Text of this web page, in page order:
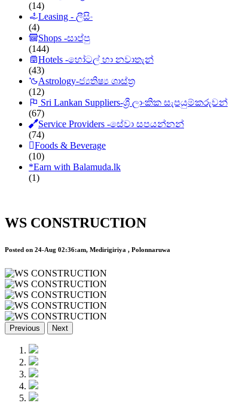
(14)
Leasing - ලීසිං
(4)
Shops -සාප්පු
(144)
Hotels -හෝටල් හා නවාතැන්
(43)
Astrology-ජ්‍යතිෂ්‍ය ශාස්ත්‍ර
(12)
Sri Lankan Suppliers-ශ්‍රී ලාංකික සැපයුම්කරුවන්
(67)
Service Providers -සේවා සපයන්නන්
(74)
Foods & Beverage
(10)
*Earn with Balamuda.lk
(1)
WS CONSTRUCTION
Posted on 24-Aug 02:36:am, Medirigiriya , Polonnaruwa
Previous Next